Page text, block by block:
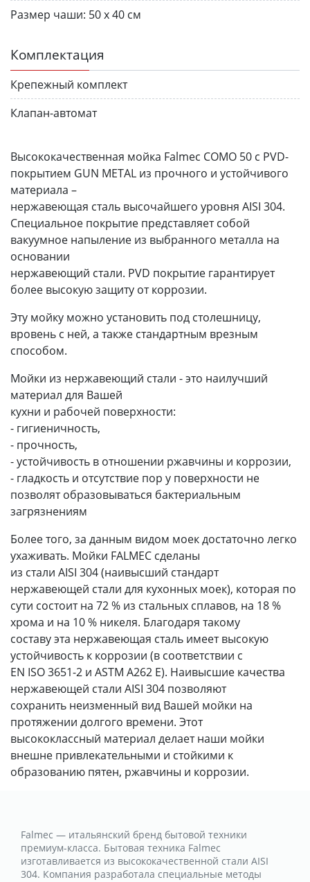
Размер чаши: 50 х 40 см
Комплектация
Крепежный комплект
Клапан-автомат
Высококачественная мойка Falmec COMO 50 с PVD-
покрытием GUN METAL из прочного и устойчивого
материала –
нержавеющая сталь высочайшего уровня AISI 304.
Специальное покрытие представляет собой
вакуумное напыление из выбранного металла на
основании
нержавеющий стали. PVD покрытие гарантирует
более высокую защиту от коррозии.
Эту мойку можно установить под столешницу,
вровень с ней, а также стандартным врезным
способом.
Мойки из нержавеющий стали - это наилучший
материал для Вашей
кухни и рабочей поверхности:
- гигиеничность,
- прочность,
- устойчивость в отношении ржавчины и коррозии,
- гладкость и отсутствие пор у поверхности не
позволят образовываться бактериальным
загрязнениям
Более того, за данным видом моек достаточно легко
ухаживать. Мойки FALMEC сделаны
из стали AISI 304 (наивысший стандарт
нержавеющей стали для кухонных моек), которая по
сути состоит на 72 % из стальных сплавов, на 18 %
хрома и на 10 % никеля. Благодаря такому
составу эта нержавеющая сталь имеет высокую
устойчивость к коррозии (в соответствии с
EN ISO 3651-2 и ASTM A262 E). Наивысшие качества
нержавеющей стали AISI 304 позволяют
сохранить неизменный вид Вашей мойки на
протяжении долгого времени. Этот
высококлассный материал делает наши мойки
внешне привлекательными и стойкими к
образованию пятен, ржавчины и коррозии.
Falmec — итальянский бренд бытовой техники
премиум-класса. Бытовая техника Falmec
изготавливается из высококачественной стали AISI
304. Компания разработала специальные методы